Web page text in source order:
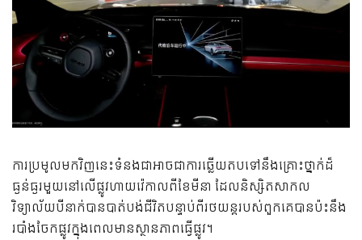
ការ​ប្រមូល​មក​វិញ​នេះ​ទំនង​ជា​អាច​ជា​ការ​ឆ្លើយ​តប​ទៅ​នឹង​គ្រោះថ្នាក់​ដ៏​
ធ្ងន់ធ្ងរ​មួយ​នៅ​លើ​ផ្លូវ​ហាយវ៉េ​កាលពី​ខែ​មីនា ដែល​និស្សិត​សាកល
វិទ្យាល័យ​បី​នាក់​បាន​បាត់​បង់​ជីវិត​បន្ទាប់​ពី​រថយន្ត​របស់​ពួក​គេ​បាន​ប៉ះ​នឹង​
របាំង​ចែក​ផ្លូវ​ក្នុង​ពេល​មាន​ស្ថានភាព​ធ្វើ​ផ្លូវ។